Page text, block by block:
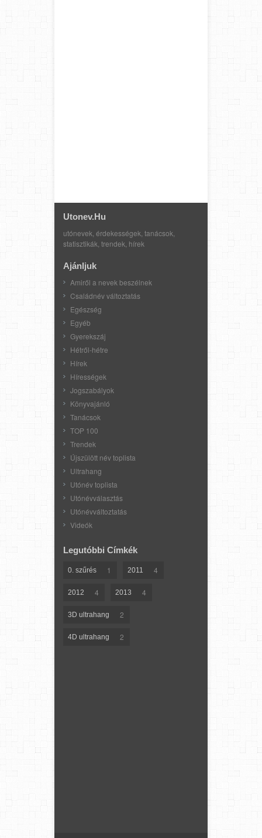
Utonev.hu
utónevek, érdekességek, tanácsok,
statisztikák, trendek, hírek
Ajánljuk
Amiről a nevek beszélnek
Családnév változtatás
Egészség
Egyéb
Gyerekszáj
Hétről-hétre
Hírek
Hírességek
Jogszabályok
Könyvajánló
Tanácsok
TOP 100
Trendek
Újszülött név toplista
Ultrahang
Utónév toplista
Utónévválasztás
Utónévváltoztatás
Videók
Legutóbbi Címkék
0. szűrés 1 2011 4
2012 4 2013 4
3D ultrahang 2
4D ultrahang 2